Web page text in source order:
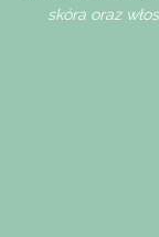
skóra oraz